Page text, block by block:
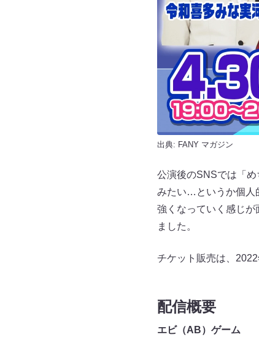
出典: FANY マガジン
公演後のSNSでは「
みたい…というか個人
強くなっていく感じ
ました。
チケット販売は、
配信概要
エビ（AB）ゲーム